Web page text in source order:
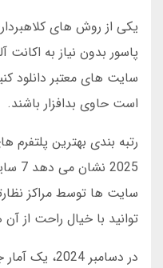
یکی از روش های
پاسور بدون نیاز به اکانت
سایت های معتبر دانلود
است حاوی بدافزار باشند.
رتبه بندی بهترین
سایت ها توسط مراکز
توانید با خیال راحت از آن
در دسامبر